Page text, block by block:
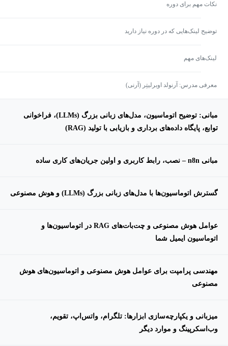
نکات مهم برای دوره
توضیح لینک‌هایی که در دوره نیاز دارید
لینک‌های مهم
معرفی مدرس: آرنولد اوبرلیتِر (آرنی)
مبانی: توضیح اتوماسیون، مدل‌های زبانی بزرگ (LLMs)، فراخوانی
توابع، پایگاه‌ داده‌های برداری و بازیابی با تولید (RAG)
مبانی n8n – نصب، رابط کاربری و اولین جریان‌های کاری ساده
گسترش اتوماسیون‌ها با مدل‌های زبانی بزرگ (LLMs) و هوش مصنوعی
عوامل هوش مصنوعی و چت‌بات‌های RAG در اتوماسیون‌ها و
اتوماسیون ایمیل شما
مهندسی پرامپت برای عوامل هوش مصنوعی و اتوماسیون‌های هوش
مصنوعی
میزبانی و یکپارچه‌سازی ابزارها: تلگرام، واتس‌اپ، تقویم،
وب‌اسکرپینگ و موارد دیگر